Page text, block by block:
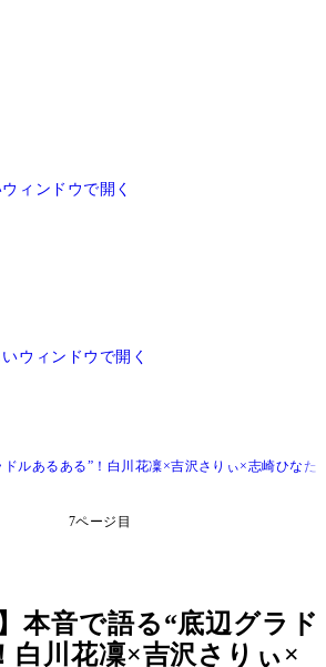
ィンドウで開く
ウィンドウで開く
ルあるある”！白川花凜×吉沢さりぃ×志崎ひなた
7ページ目
本音で語る“底辺グラド
白川花凜×吉沢さりぃ×